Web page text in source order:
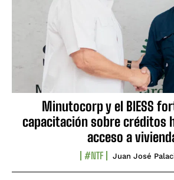
Minutocorp y el BIESS
capacitación sobre créditos
acceso a
#NTF Juan José